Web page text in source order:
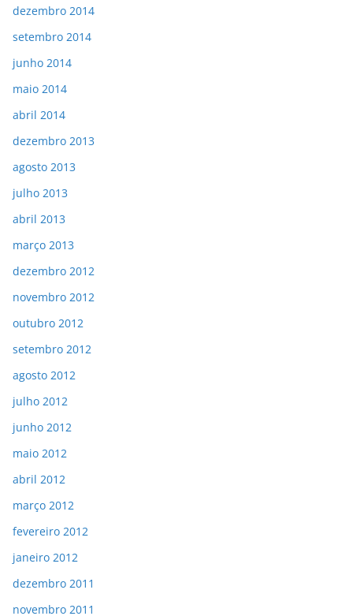
dezembro 2014
setembro 2014
junho 2014
maio 2014
abril 2014
dezembro 2013
agosto 2013
julho 2013
abril 2013
março 2013
dezembro 2012
novembro 2012
outubro 2012
setembro 2012
agosto 2012
julho 2012
junho 2012
maio 2012
abril 2012
março 2012
fevereiro 2012
janeiro 2012
dezembro 2011
novembro 2011